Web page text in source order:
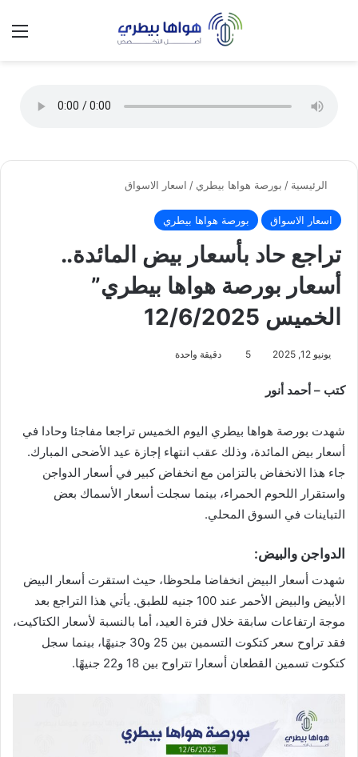
الوضع
الرئيسية / بورصة هواها بيطري / اسعار الاسواق
اسعار الاسواق بورصة هواها بيطري
تراجع حاد بأسعار بيض المائدة..
أسعار بورصة هواها بيطري”
الخميس 12/6/2025
يونيو 12, 2025 5 دقيقة واحدة
كتب – أحمد أنور
شهدت بورصة هواها بيطري اليوم الخميس تراجعا مفاجئا وحادا في
أسعار بيض المائدة، وذلك عقب انتهاء إجازة عيد الأضحى المبارك.
جاء هذا الانخفاض بالتزامن مع انخفاض كبير في أسعار الدواجن
واستقرار اللحوم الحمراء، بينما سجلت أسعار الأسماك بعض
التباينات في السوق المحلي.
الدواجن والبيض:
شهدت أسعار البيض انخفاضا ملحوظا، حيث استقرت أسعار البيض
الأبيض والبيض الأحمر عند 100 جنيه للطبق. يأتي هذا التراجع بعد
موجة ارتفاعات سابقة خلال فترة العيد، أما بالنسبة لأسعار الكتاكيت،
فقد تراوح سعر كتكوت التسمين بين 25 و30 جنيهًا، بينما سجل
كتكوت تسمين القطعان أسعارا تتراوح بين 18 و22 جنيهًا.